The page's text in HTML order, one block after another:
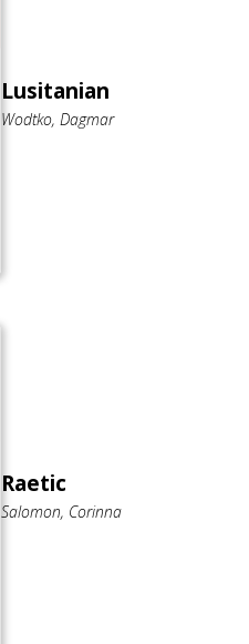
Lusitanian
Wodtko, Dagmar
Raetic
Salomon, Corinna